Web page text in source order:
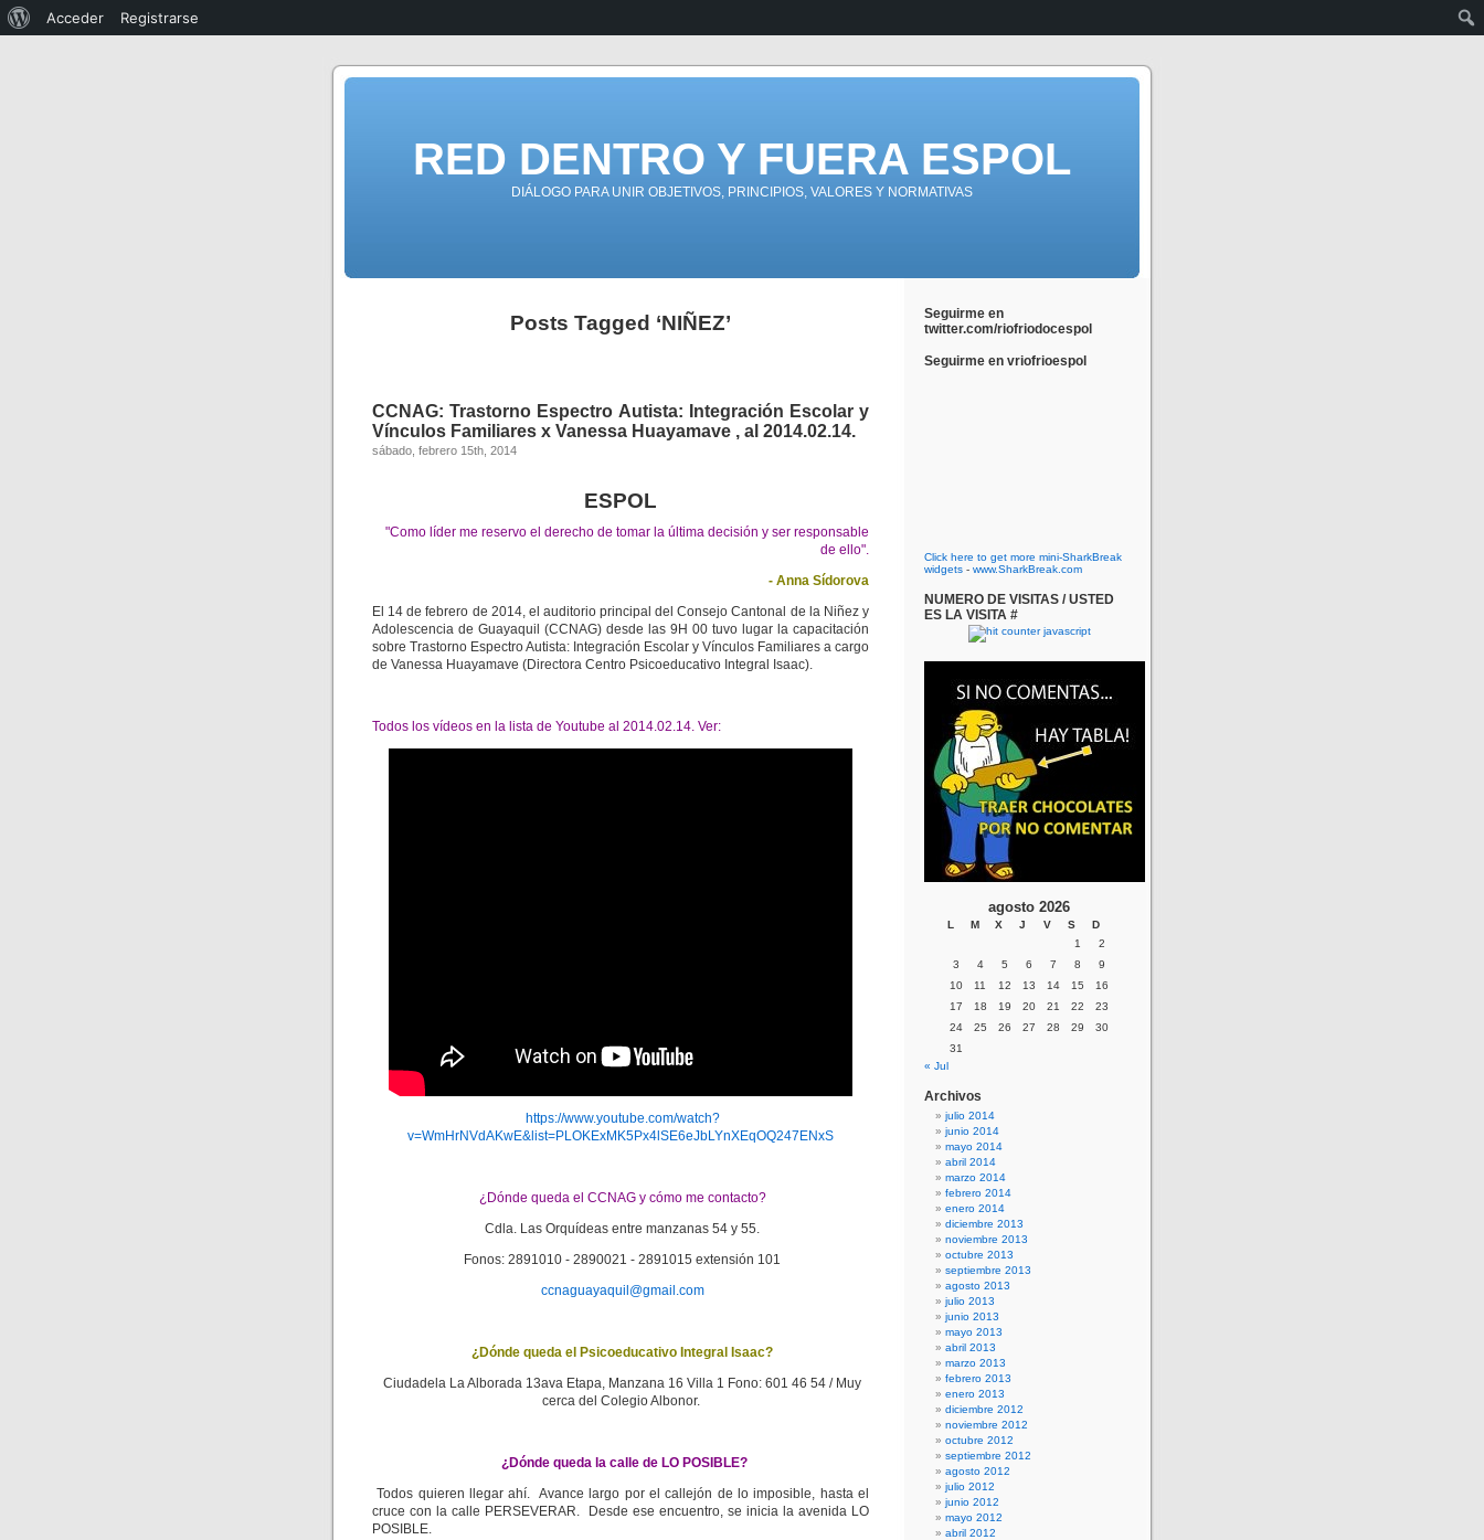
RED DENTRO Y FUERA ESPOL
DIÁLOGO PARA UNIR OBJETIVOS, PRINCIPIOS, VALORES Y NORMATIVAS
Posts Tagged ‘NIÑEZ’
CCNAG: Trastorno Espectro Autista: Integración Escolar y
Vínculos Familiares x Vanessa Huayamave , al 2014.02.14.
sábado, febrero 15th, 2014
ESPOL
"Como líder me reservo el derecho de tomar la última decisión y ser responsable
de ello".
- Anna Sídorova
El 14 de febrero de 2014, el auditorio principal del Consejo Cantonal de la Niñez y
Adolescencia de Guayaquil (CCNAG) desde las 9H 00 tuvo lugar la capacitación
sobre Trastorno Espectro Autista: Integración Escolar y Vínculos Familiares a cargo
de Vanessa Huayamave (Directora Centro Psicoeducativo Integral Isaac).
Todos los vídeos en la lista de Youtube al 2014.02.14. Ver:
https://www.youtube.com/watch?
v=WmHrNVdAKwE&list=PLOKExMK5Px4lSE6eJbLYnXEqOQ247ENxS
¿Dónde queda el CCNAG y cómo me contacto?
Cdla. Las Orquídeas entre manzanas 54 y 55.
Fonos: 2891010 - 2890021 - 2891015 extensión 101
ccnaguayaquil@gmail.com
¿Dónde queda el Psicoeducativo Integral Isaac?
Ciudadela La Alborada 13ava Etapa, Manzana 16 Villa 1 Fono: 601 46 54 / Muy
cerca del Colegio Albonor.
¿Dónde queda la calle de LO POSIBLE?
Todos quieren llegar ahí. Avance largo por el callejón de lo imposible, hasta el
cruce con la calle PERSEVERAR. Desde ese encuentro, se inicia la avenida LO
POSIBLE.
Seguirme en
twitter.com/riofriodocespol
Seguirme en vriofrioespol
Click here to get more mini-SharkBreak
widgets - www.SharkBreak.com
NUMERO DE VISITAS / USTED
ES LA VISITA #
agosto 2026
L M X J V S
D
1
2
3
4 5 6 7 8
9
10
11 12 13 14 15
16
17
18 19 20 21 22
23
24
25 26 27 28 29
30
31
« Jul
Archivos
julio 2014
junio 2014
mayo 2014
abril 2014
marzo 2014
febrero 2014
enero 2014
diciembre 2013
noviembre 2013
octubre 2013
septiembre 2013
agosto 2013
julio 2013
junio 2013
mayo 2013
abril 2013
marzo 2013
febrero 2013
enero 2013
diciembre 2012
noviembre 2012
octubre 2012
septiembre 2012
agosto 2012
julio 2012
junio 2012
mayo 2012
abril 2012
Acceder Registrarse